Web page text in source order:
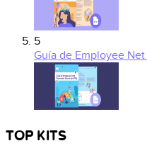
5
Guía de Employee
TOP KITS